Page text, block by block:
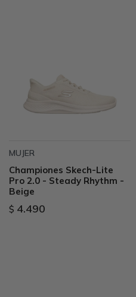
MUJER
Championes Skech-Lite
Pro 2.0 - Steady Rhythm -
Beige
$ 4.490